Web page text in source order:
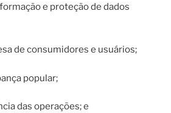
e proteção de dados
de consumidores e usuários;
popular;
das operações; e